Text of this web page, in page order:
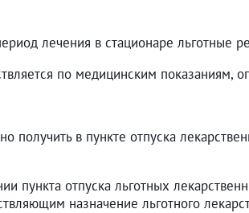
лечения в стационаре льготные
по медицинским
в пункте отпуска
пункта отпуска льготных
назначение льготного